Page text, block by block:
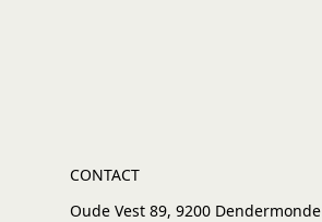
CONTACT
Oude Vest 89, 9200 Dendermonde